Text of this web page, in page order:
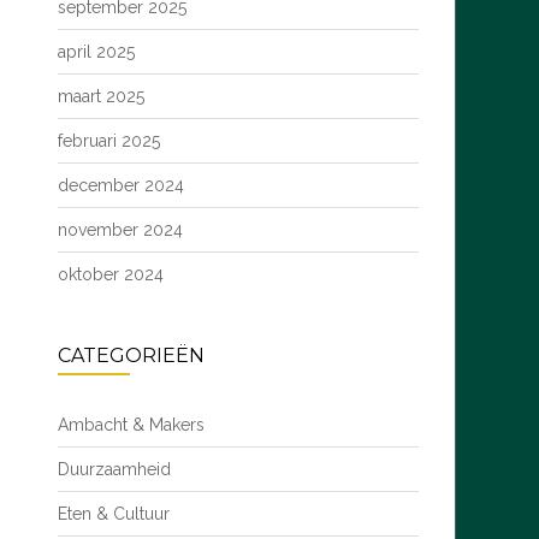
september 2025
april 2025
maart 2025
februari 2025
december 2024
november 2024
oktober 2024
CATEGORIEËN
Ambacht & Makers
Duurzaamheid
Eten & Cultuur